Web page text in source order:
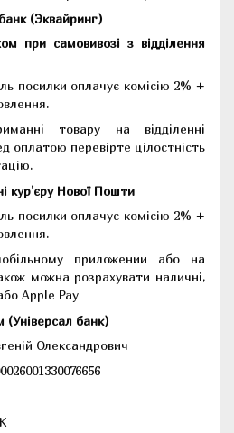
(Эквайринг)
при самовивозі з відділення
посилки оплачує комісію 2% +
товару на відділенні
перевірте цілостність
кур'єру Нової Пошти
посилки оплачує комісію 2% +
приложении або на
можна розрахувати наличні,
Apple Pay
(Універсал банк)
Олександрович